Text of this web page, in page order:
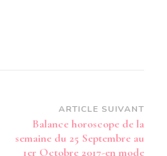
ARTICLE SUIVANT
Balance horoscope de la
semaine du 25 Septembre au
1er Octobre 2017-en mode